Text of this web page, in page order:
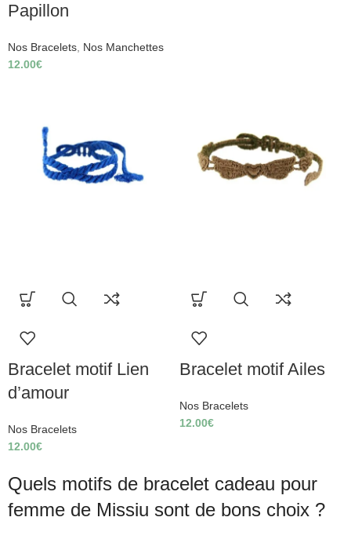
Papillon
Nos Bracelets Nos Manchettes
12.00€
Bracelet motif Lien
d’amour
Nos Bracelets
12.00€
Bracelet motif Ailes
Nos Bracelets
12.00€
Quels motifs de bracelet cadeau pour
femme de Missiu sont de bons choix ?